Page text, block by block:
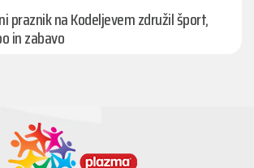
praznik na Kodeljevem združil šport,
in zabavo